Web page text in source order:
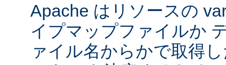
Apache はリソースの
イプマップファイルか
ァイル名からかで取得